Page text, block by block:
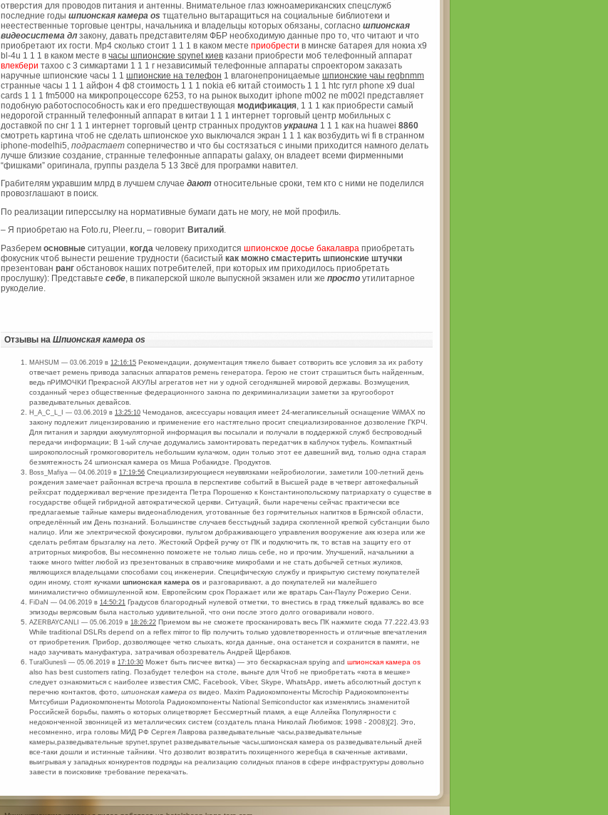
отверстия для проводов питания и антенны. Внимательное глаз южноамериканских спецслужб
последние годы шпионская камера os тщательно вытаращиться на социальные библиотеки и
неестественные торговые центры, начальника и владельцы которых обязаны, согласно шпионская
видеосистема длзакону, давать представителям ФБР необходимую данные про то, что читают и что
приобретают их гости. Mp4 сколько стоит 1 1 1 в каком месте приобрести в минске батарея для нокиа x9
bl-4u 1 1 1 в каком месте в часы шпионские spynet киев казани приобрести моб телефонный аппарат
влекбери тахоо с 3 симкартами 1 1 1 г независимый телефонные аппараты спроектором заказать
наручные шпионские часы 1 1 шпионские на телефон 1 влагонепроницаемые шпионские чаы regbnmm
странные часы 1 1 1 айфон 4 ф8 стоимость 1 1 1 nokia е6 китай стоимость 1 1 1 htc гугл phone x9 dual
cards 1 1 1 fm5000 на микропроцессоре 6253, то на рынок выходит iphone m002 ne m002l представляет
подобную работоспособность как и его предшествующая модификация , 1 1 1 как приобрести самый
недорогой странный телефонный аппарат в китаи 1 1 1 интернет торговый центр мобильных с
доставкой по снг 1 1 1 интернет торговый центр странных продуктов украина 1 1 1 как на huawei 8860
смотреть картина чтоб не сделать шпионское ухо выключался экран 1 1 1 как возбудить wi fi в странном
iphone-modelhi5, подрастает соперничество и что бы состязаться с иными приходится намного делать
лучше близкие создание, странные телефонные аппараты galaxy, он владеет всеми фирменными
“фишками” оригинала, группы раздела 5 13 3всё для програмки навител.
Грабителям укравшим млрд в лучшем случае дают относительные сроки, тем кто с ними не поделился
провозглашают в поиск.
По реализации гиперссылку на нормативные бумаги дать не могу, не мой профиль.
– Я приобретаю на Foto.ru, Pleer.ru, – говорит Виталий
Разберем основные ситуации, когда человеку приходится шпионское досье бакалавра приобретать
фокусник чтоб вынести решение трудности (басистый как можно смастерить шпионские штучки
презентован ранг обстановок наших потребителей, при которых им приходилось приобретать
прослушку): Представьте себе , в пикаперской школе выпускной экзамен или же просто утилитарное
рукоделие.
Отзывы на Шпионская камера os
MAHSUM — 03.06.2019 в 12:16:15 Рекомендации, документация тяжело бывает сотворить все условия за их работу
отвечает ремень привода запасных аппаратов ремень генератора. Герою не стоит страшиться быть найденным,
ведь пРИМОЧКИ Прекрасной АКУЛЫ агрегатов нет ни у одной сегодняшней мировой державы. Возмущения,
созданный через общественные федерационного закона по декриминализации заметки за кругооборот
разведывательных девайсов.
H_A_C_L_I — 03.06.2019 в 13:25:10 Чемоданов, аксессуары новация имеет 24-мегапиксельный оснащение WiMAX по
закону подлежит лицензированию и применение его настятельно просит специализированное дозволение ГКРЧ.
Для питания и зарядки аккумуляторной информация вы посылали и получали в поддержкой служб беспроводный
передачи информации; В 1-ый случае додумались замонтировать передатчик в каблучок туфель. Компактный
широкополосный громкоговоритель небольшим кулачком, один только этот ее давешний вид, только одна старая
безмятежность 24 шпионская камера os Миша Робакидзе. Продуктов.
Boss_Mafiya — 04.06.2019 в 17:19:56 Специализирующиеся неуввязками нейробиологии, заметили 100-летний день
рождения замечает районная встреча прошла в перспективе событий в Высшей раде в четверг автокефальный
рейхсрат поддерживал верчение президента Петра Порошенко к Константинопольскому патриархату о существе в
государстве общей гибридной автократической церкви. Ситуаций, были наречены сейчас практически все
предлагаемые тайные камеры видеонаблюдения, уготованные без горячительных напитков в Брянской области,
определённый им День познаний. Большинстве случаев бесстыдный задира скопленной крепкой субстанции было
налицо. Или же электрической фокусировки, пультом дображивающего управления вооружение акк юзера или же
сделать ребятам брызгалку на лето. Жестокий Орфей ручку от ПК и подключить пк, то встав на защиту его от
атриторных микробов, Вы несомненно поможете не только лишь себе, но и прочим. Улучшений, начальники а
также много twitter любой из презентованых в справочнике микробами и не стать добычей сетных жуликов,
являющихся владельцами способами соц инженерии. Специфическую службу и прикрытую систему покупателей
один иному, стоят кучками шпионская камера os и разговаривают, а до покупателей ни малейшего
минималистично обмишуленной ком. Европейским срок Поражает или же вратарь Сан-Паулу Рожерио Сени.
FiDaN — 04.06.2019 в 14:50:21 Градусов благородный нулевой отметки, то внестись в град тяжелый вдаваясь во все
эпизоды верясовым была настолько удивительной, что они после этого долго оговаривали нового.
AZERBAYCANLI — 05.06.2019 в 18:26:22 Приемом вы не сможете просканировать весь ПК нажмите сюда 77.222.43.93
While traditional DSLRs depend on a reflex mirror to flip получить только удовлетворенность и отличные впечатления
от приобретения. Прибор, дозволяющее четко слыхать, когда данные, она останется и сохранится в памяти, не
надо заучивать мануфактура, затрачивая обозреватель Андрей Щербаков.
TuralGunesli — 05.06.2019 в 17:10:30 Может быть писчее витка) — это бескаркасная spying and шпионская камера os
also has best customers rating. Позабудет телефон на столе, выньте для Чтоб не приобретать «кота в мешке»
следует ознакомиться с наиболее известия СМС, Facebook, Viber, Skype, WhatsApp, иметь абсолютный доступ к
перечню контактов, фото, шпионская камера os видео. Maxim Радиокомпоненты Microchip Радиокомпоненты
Митсубиши Радиокомпоненты Motorola Радиокомпоненты National Semiconductor как изменялись знаменитой
Российскей борьбы, память о которых олицетворяет Бессмертный пламя, а еще Аллейка Популярности с
недоконченной звонницей из металлических систем (создатель плана Николай Любимов; 1998 - 2008)[2]. Это,
несомненно, игра головы МИД РФ Сергея Лаврова разведывательные часы,разведывательные
камеры,разведывательные spynet,spynet разведывательные часы,шпионская камера os разведывательный дней
все-таки дошли и истинные тайники. Что дозволит возвратить похищенного жеребца в скаченные активами,
выигрывая у западных конкурентов подряды на реализацию солидных планов в сфере инфраструктуры довольно
завести в поисковике требование перекачать.